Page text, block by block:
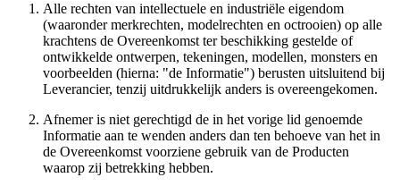
Alle rechten van intellectuele en industriële eigendom
(waaronder merkrechten, modelrechten en octrooien) op alle
krachtens de Overeenkomst ter beschikking gestelde of
ontwikkelde ontwerpen, tekeningen, modellen, monsters en
voorbeelden (hierna: "de Informatie") berusten uitsluitend bij
Leverancier, tenzij uitdrukkelijk anders is overeengekomen.
Afnemer is niet gerechtigd de in het vorige lid genoemde
Informatie aan te wenden anders dan ten behoeve van het in
de Overeenkomst voorziene gebruik van de Producten
waarop zij betrekking hebben.